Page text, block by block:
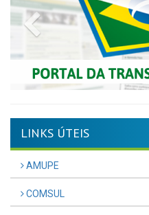
Previous
LINKS ÚTEIS
AMUPE
COMSUL